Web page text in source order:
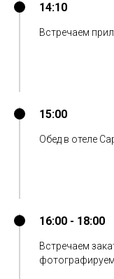
14:10
Встречаем
15:00
Обед в отеле
16:00 - 18:00
Встречаем